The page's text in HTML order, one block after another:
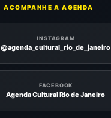
ACOMPANHE A AGENDA
INSTAGRAM
@agenda_cultural_rio_de_janeiro
FACEBOOK
Agenda Cultural Rio de Janeiro